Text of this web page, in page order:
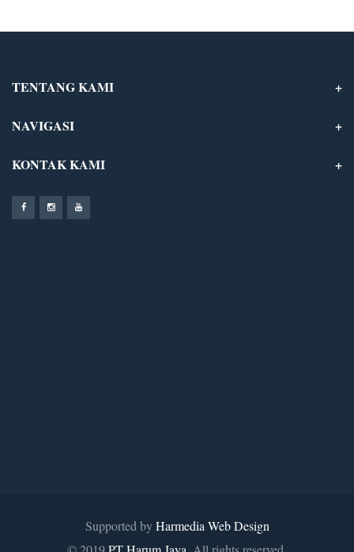
TENTANG KAMI
NAVIGASI
KONTAK KAMI
Supported byHarmedia Web Design